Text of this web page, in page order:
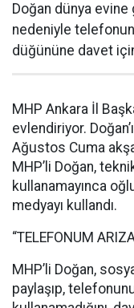
Doğan dünya evine
nedeniyle
düğününe davet
MHP Ankara İl
evlendiriyor.
Ağustos Cuma
MHP’li Doğan,
kullanamayınca
medyayı kullandı.
“TELEFONUM
MHP’li Doğan,
paylaşıp,